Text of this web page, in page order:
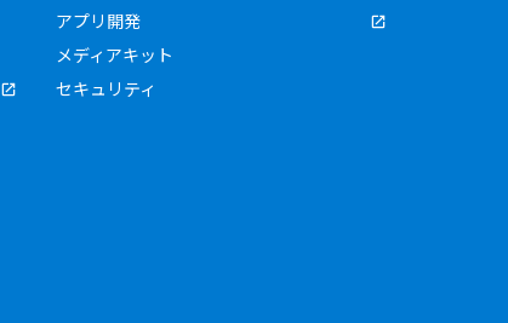
アプリ開発
メディアキット
セキュリティ